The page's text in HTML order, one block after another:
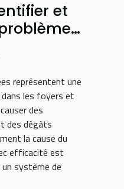
et
représentent une
les foyers et
des
des dégâts
la cause du
efficacité est
système de